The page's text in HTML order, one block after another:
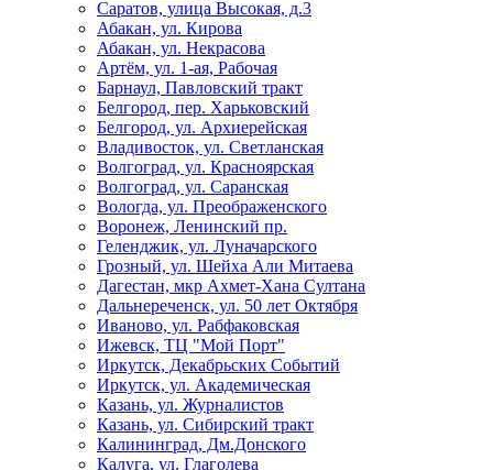
Саратов, улица Высокая, д.3
Абакан, ул. Кирова
Абакан, ул. Некрасова
Артём, ул. 1-ая, Рабочая
Барнаул, Павловский тракт
Белгород, пер. Харьковский
Белгород, ул. Архиерейская
Владивосток, ул. Светланская
Волгоград, ул. Красноярская
Волгоград, ул. Саранская
Вологда, ул. Преображенского
Воронеж, Ленинский пр.
Геленджик, ул. Луначарского
Грозный, ул. Шейха Али Митаева
Дагестан, мкр Ахмет-Хана Султана
Дальнереченск, ул. 50 лет Октября
Иваново, ул. Рабфаковская
Ижевск, ТЦ "Мой Порт"
Иркутск, Декабрьских Событий
Иркутск, ул. Академическая
Казань, ул. Журналистов
Казань, ул. Сибирский тракт
Калининград, Дм.Донского
Калуга, ул. Глаголева